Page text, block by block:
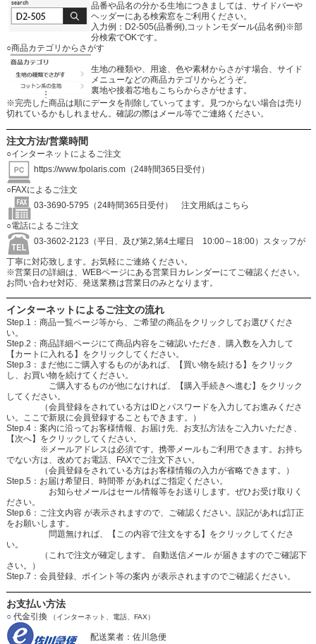
品番や品名の分かる生地につきましては、サイドバーや
ヘッダーにある検索窓をご利用ください。
入力例：D2-505(品番例),コットンモダール(品名例)※部
分検索でOKです。
○商品カテゴリからさがす
生地の種類や、用途、色や素材からさがす場合、サイド
メニューなどの商品カテゴリからどうぞ。
裏地や接着芯地もこちらからさがせます。
※完売した商品は順にデータを削除していってます。見つからない場合は売り
切れているかもしれません。確認の際はメール等でご連絡ください。
注文方法/営業時間
○インターネットによるご注文
https://www.fpolaris.com（24時間365日受付）
○FAXによるご注文
03-3690-5795（24時間365日受付）
注文用紙はこちら
○電話によるご注文
03-3602-2123（平日、及び第2,第4土曜日 10:00～18:00）スタッフが
丁寧に対応致します。お気軽にご連絡ください。
※営業日の詳細は、WEBページにある営業日カレンダーにてご確認ください。
お問い合わせ対応、発送業務は営業日のみとなります。
インターネットによるご注文の流れ
Step.1：商品一覧ページ等から、ご希望の商品をクリックしてお選びくださ
い。
Step.2：商品詳細ページにて商品内容をご確認いただき、購入数を入力して
【カートに入れる】をクリックしてください。
Step.3：まだ他にご購入するものがあれば、【買い物を続ける】をクリック
し、お買い物を続けてください。
ご購入するものが他になければ、【購入手続きへ進む】をクリック
してください。
（会員登録をされている方はIDとパスワードを入力してお進みくださ
い。ここで新規に会員登録することもできます。）
Step.4：案内に沿ってお客様情報、お届け先、お支払方法をご入力いただき、
【次へ】をクリックしてください。
※メールアドレスは必須です。携帯メールもご利用できます。お持ち
でない方は、改めてお電話、FAXでご注文下さい。
（会員登録をされている方はお客様情報の入力が省略できます。）
Step.5：お届け希望日、時間帯 があればご指定ください。
お知らせメールはセール情報等をお送りします。ぜひお受け取りく
ださい。
Step.6：ご注文内容 が表示されますので、ご確認ください。誤記があれば訂正
をお願いします。
問題無ければ、【この内容で注文をする】をクリックしてくださ
い。
（これで注文が確定します。 自動送信メール が届きますのでご確認下
さい。）
Step.7：会員登録、ポイント等の案内 が表示されますのでご確認ください。
お支払い方法
○代金引換 （インターネット、電話、FAX）
配送業者：佐川急便